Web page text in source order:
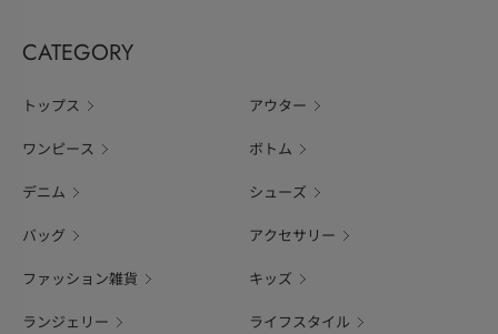
CATEGORY
トップス アウター
ワンピース ボトム
デニム シューズ
バッグ アクセサリー
ファッション雑貨 キッズ
ランジェリー ライフスタイル